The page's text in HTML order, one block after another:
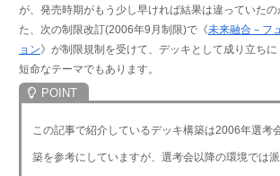
が、発売時期がもう少し早ければ結果は違っていたの
た、次の制限改訂(2006年9月制限)で《未来融合－フ
ョン》が制限規制を受けて、デッキとして成り立ち
短命なテーマでもあります。
この記事で紹介しているデッキ構築は2006年選考
築を参考にしていますが、選考会以降の環境では